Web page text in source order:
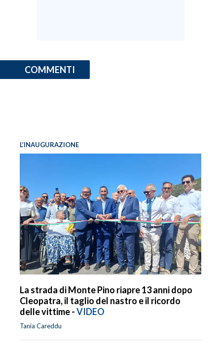
COMMENTI
L’INAUGURAZIONE
La strada di Monte Pino riapre 13 anni dopo
Cleopatra, il taglio del nastro e il ricordo
delle vittime -VIDEO
Tania Careddu